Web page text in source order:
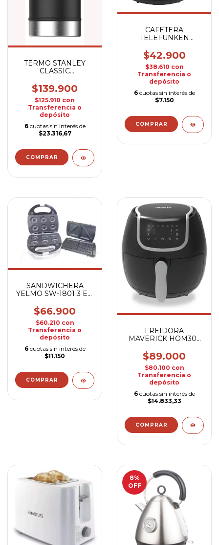
TERMO STANLEY
CLASSIC
$139.900
$125.910 con
Transferencia o
depósito
6 cuotas sin interés de
$23.316,67
CAFETERA
TELEFUNKEN
$42.900
$38.610 con
Transferencia o
depósito
6 cuotas sin interés de
$7.150
SANDWICHERA
YELMO SW-1801 3 EN
$66.900
$60.210 con
Transferencia o
depósito
6 cuotas sin interés de
$11.150
FREIDORA
MAVERICK HOM303
$89.000
$80.100 con
Transferencia o
depósito
6 cuotas sin interés de
$14.833,33
8%
OFF